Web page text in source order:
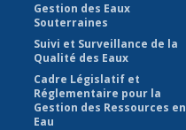
Gestion des Eaux
Souterraines
Suivi et Surveillance de la
Qualité des Eaux
Cadre Législatif et
Réglementaire pour la
Gestion des Ressources en
Eau